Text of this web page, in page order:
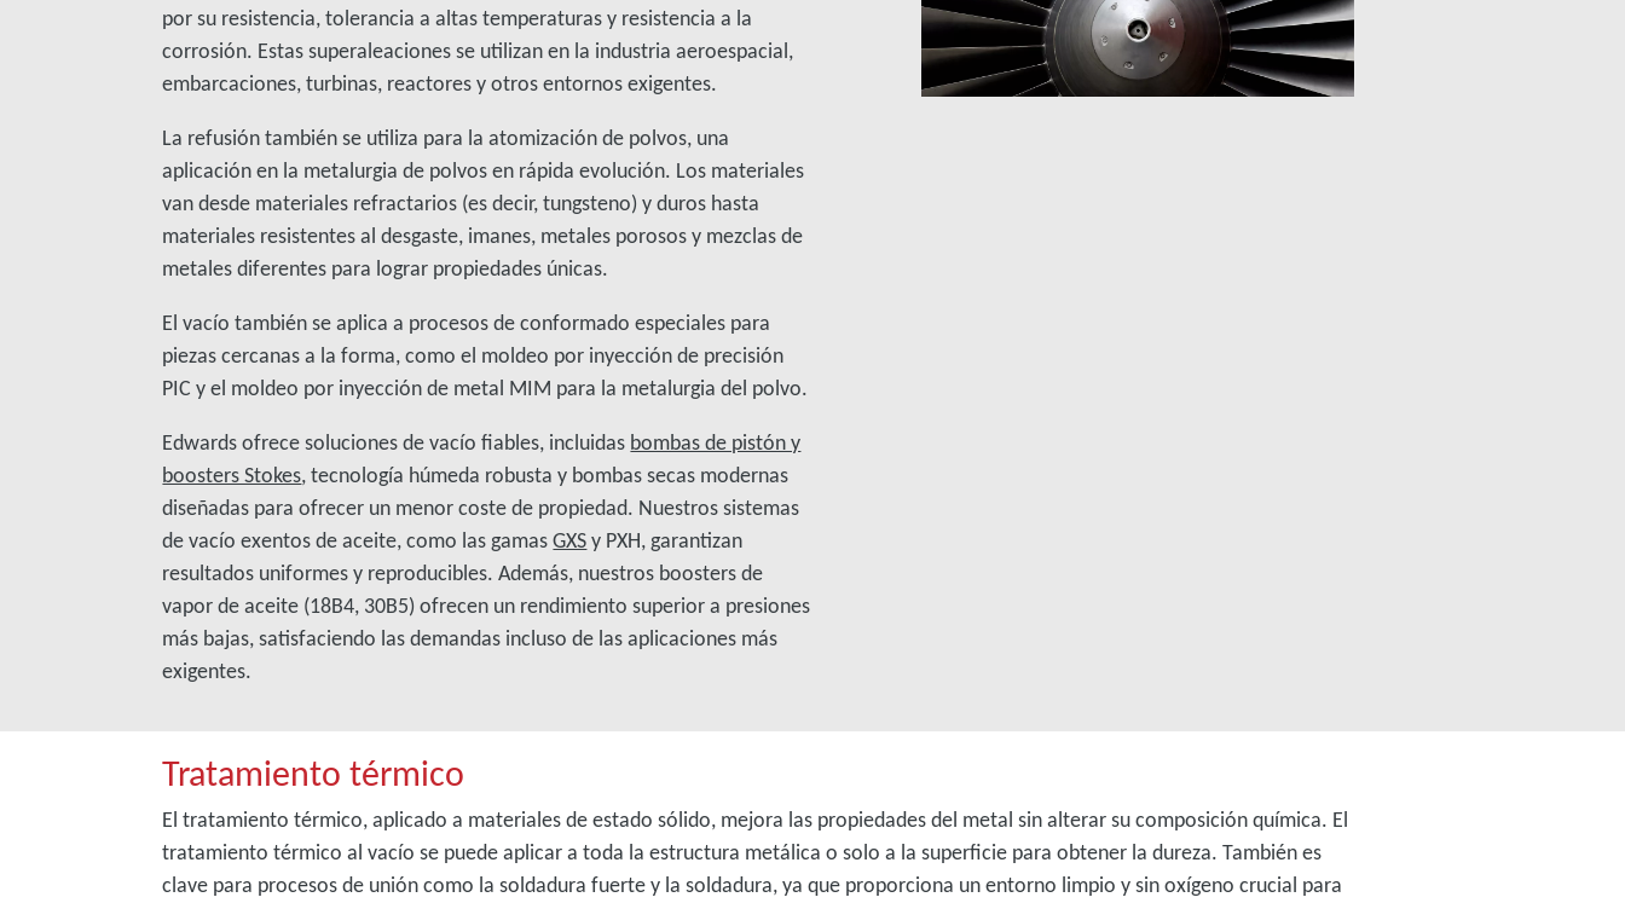
por su resistencia, tolerancia a altas temperaturas y resistencia a la
corrosión. Estas superaleaciones se utilizan en la industria aeroespacial,
embarcaciones, turbinas, reactores y otros entornos exigentes.
La refusión también se utiliza para la atomización de polvos, una
aplicación en la metalurgia de polvos en rápida evolución. Los materiales
van desde materiales refractarios (es decir, tungsteno) y duros hasta
materiales resistentes al desgaste, imanes, metales porosos y mezclas de
metales diferentes para lograr propiedades únicas.
El vacío también se aplica a procesos de conformado especiales para
piezas cercanas a la forma, como el moldeo por inyección de precisión
PIC y el moldeo por inyección de metal MIM para la metalurgia del polvo.
Edwards ofrece soluciones de vacío fiables, incluidas bombas de pistón y
boosters Stokes, tecnología húmeda robusta y bombas secas modernas
diseñadas para ofrecer un menor coste de propiedad. Nuestros sistemas
de vacío exentos de aceite, como las gamasGXSy PXH, garantizan
resultados uniformes y reproducibles. Además, nuestros boosters de
vapor de aceite (18B4, 30B5) ofrecen un rendimiento superior a presiones
más bajas, satisfaciendo las demandas incluso de las aplicaciones más
exigentes.
Tratamiento térmico
El tratamiento térmico, aplicado a materiales de estado sólido, mejora las propiedades del metal sin alterar su composición química. El
tratamiento térmico al vacío se puede aplicar a toda la estructura metálica o solo a la superficie para obtener la dureza. También es
clave para procesos de unión como la soldadura fuerte y la soldadura, ya que proporciona un entorno limpio y sin oxígeno crucial para